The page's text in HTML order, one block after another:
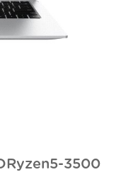
3500